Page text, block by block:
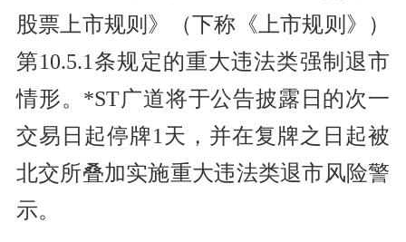
股票上市规则》（下称《上市规则》）
第10.5.1条规定的重大违法类强制退市
情形。*ST广道将于公告披露日的次一
交易日起停牌1天，并在复牌之日起被
北交所叠加实施重大违法类退市风险警
示。